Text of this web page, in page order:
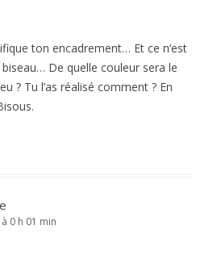
ton encadrement… Et ce n’est
De quelle couleur sera le
? Tu l’as réalisé comment ? En
0 h 01 min